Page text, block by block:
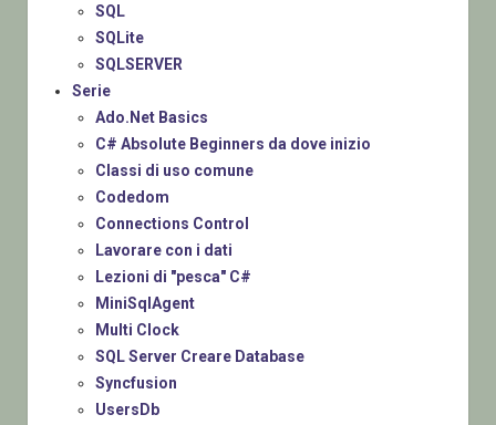
SQL
SQLite
SQLSERVER
Serie
Ado.Net Basics
C# Absolute Beginners da dove inizio
Classi di uso comune
Codedom
Connections Control
Lavorare con i dati
Lezioni di "pesca" C#
MiniSqlAgent
Multi Clock
SQL Server Creare Database
Syncfusion
UsersDb